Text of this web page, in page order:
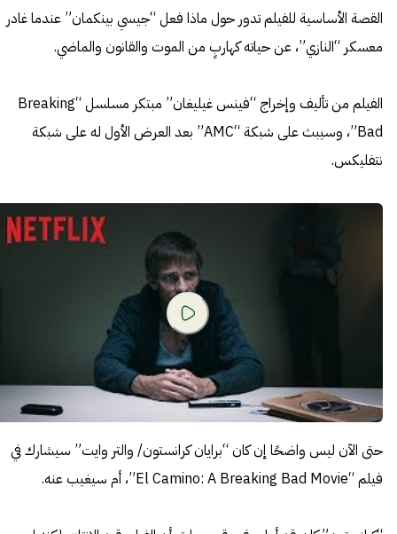
القصة الأساسية للفيلم تدور حول ماذا فعل “جيسي بينكمان” عندما غادر
معسكر “النازي”، عن حياته كهاربٍ من الموت والقانون والماضي.
الفيلم من تأليف وإخراج “فينس غيليغان” مبتكر مسلسل “Breaking
Bad”، وسيبث على شبكة “AMC” بعد العرض الأول له على شبكة
نتفليكس.
حتى الآن ليس واضحًا إن كان “برايان كرانستون/ والتر وايت” سيشارك في
فيلم “El Camino: A Breaking Bad Movie”، أم سيغيب عنه.